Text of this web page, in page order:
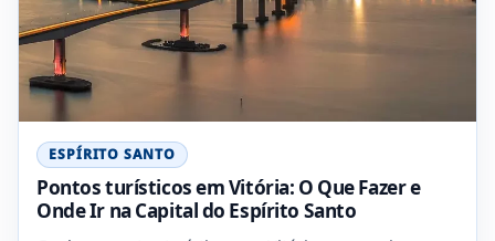
ESPÍRITO SANTO
Pontos turísticos em Vitória: O Que Fazer e
Onde Ir na Capital do Espírito Santo